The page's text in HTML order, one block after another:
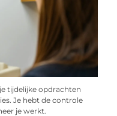
tijdelijke opdrachten
Je hebt de controle
je werkt.